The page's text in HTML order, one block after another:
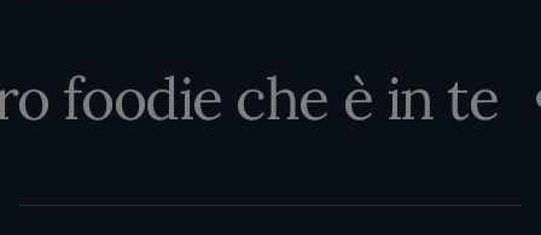
foodie che è in te